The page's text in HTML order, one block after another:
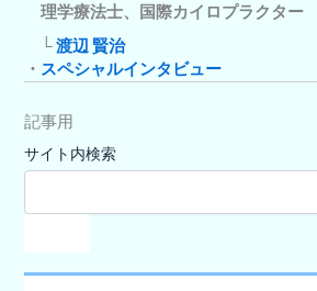
理学療法士、国際カイロプラクター
└渡辺 賢治
・ スペシャルインタビュー
記事用
サイト内検索